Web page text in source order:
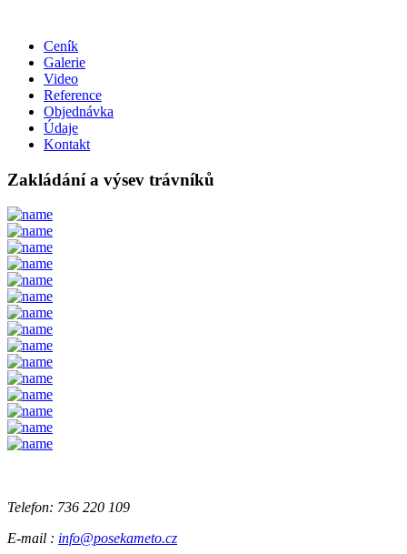
Ceník
Galerie
Video
Reference
Objednávka
Údaje
Kontakt
Zakládání a výsev trávníků
Telefon: 736 220 109
E-mail : info@posekameto.cz